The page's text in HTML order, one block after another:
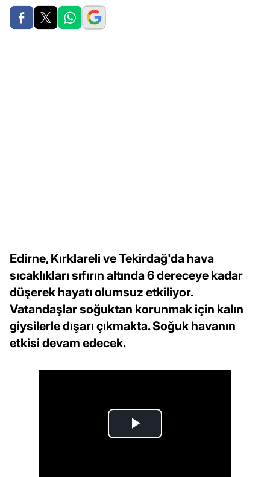
Edirne, Kırklareli ve Tekirdağ'da hava
sıcaklıkları sıfırın altında 6 dereceye kadar
düşerek hayatı olumsuz etkiliyor.
Vatandaşlar soğuktan korunmak için kalın
giysilerle dışarı çıkmakta. Soğuk havanın
etkisi devam edecek.